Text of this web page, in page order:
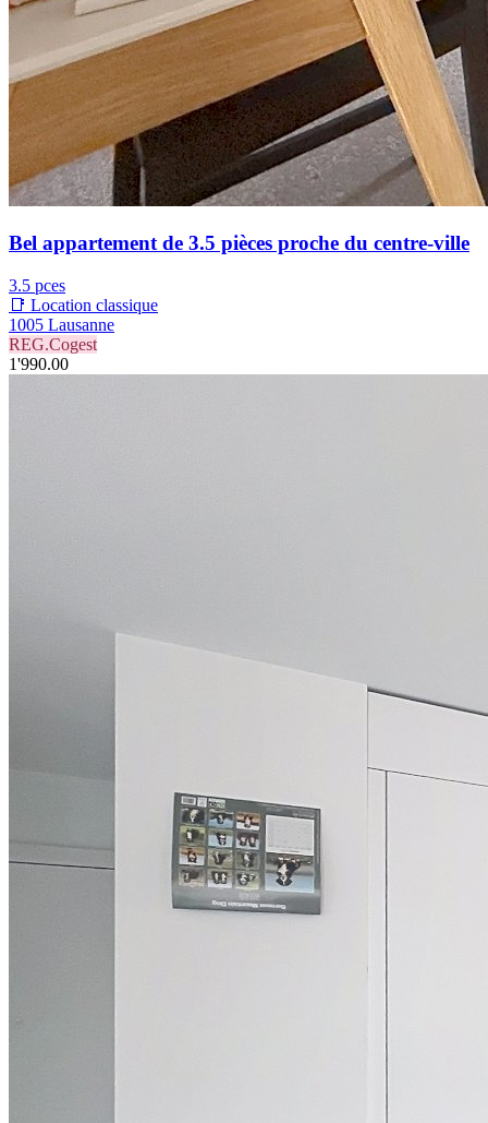
Bel appartement de 3.5 pièces proche du centre-ville
3.5 pces
📑 Location classique
1005 Lausanne
REG.Cogest
1'990.00